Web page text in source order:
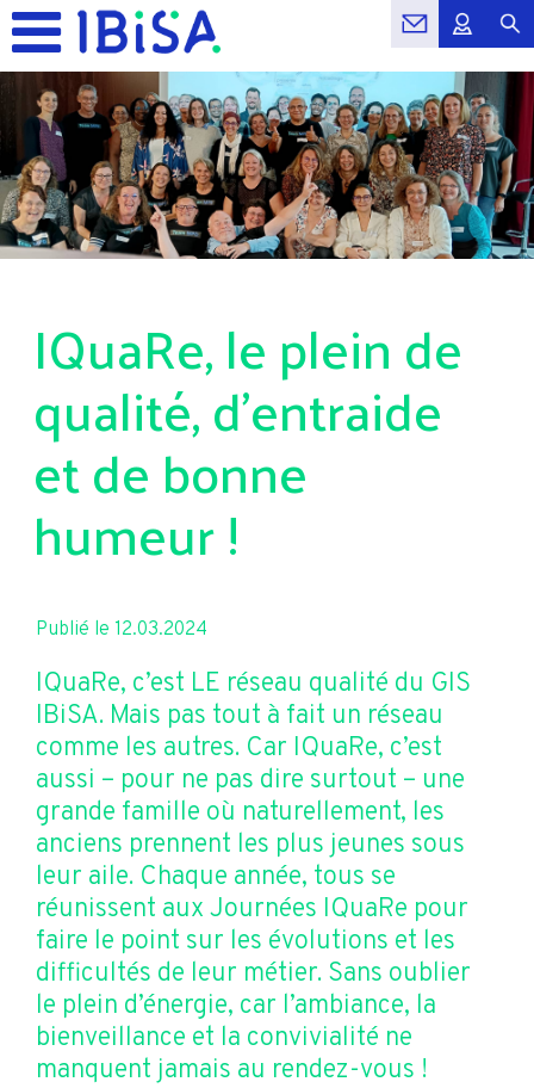
IQuaRe, le plein de
qualité, d'entraide
et de bonne
humeur !
Publié le 12.03.2024
IQuaRe, c’est LE réseau qualité du GIS
IBiSA. Mais pas tout à fait un réseau
comme les autres. Car IQuaRe, c’est
aussi – pour ne pas dire surtout – une
grande famille où naturellement, les
anciens prennent les plus jeunes sous
leur aile. Chaque année, tous se
réunissent aux Journées IQuaRe pour
faire le point sur les évolutions et les
difficultés de leur métier. Sans oublier
le plein d’énergie, car l’ambiance, la
bienveillance et la convivialité ne
manquent jamais au rendez-vous !